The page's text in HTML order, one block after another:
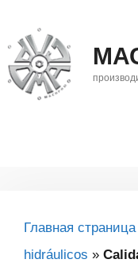
contenido
Главная страница
hidráulicos »